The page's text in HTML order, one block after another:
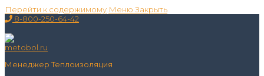
Перейти к содержимому Меню Закрыть
8-800-250-64-42
Менеджер Теплоизоляция